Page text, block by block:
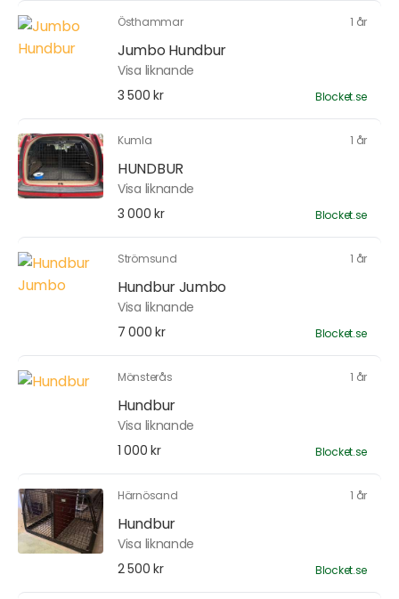
Östhammar 1 år
Jumbo Hundbur
Visa liknande
3 500 kr
Blocket.se
Kumla 1 år
HUNDBUR
Visa liknande
3 000 kr
Blocket.se
Strömsund 1 år
Hundbur Jumbo
Visa liknande
7 000 kr
Blocket.se
Mönsterås 1 år
Hundbur
Visa liknande
1 000 kr
Blocket.se
Härnösand 1 år
Hundbur
Visa liknande
2 500 kr
Blocket.se